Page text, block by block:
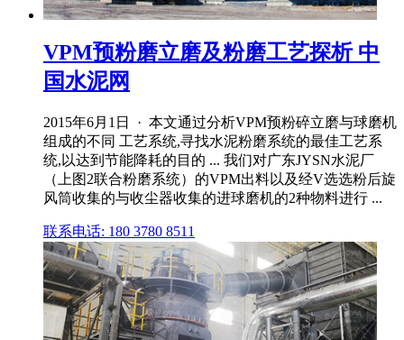
VPM预粉磨立磨及粉磨工艺探析 中
国水泥网
2015年6月1日 · 本文通过分析VPM预粉碎立磨与球磨机
组成的不同 工艺系统,寻找水泥粉磨系统的最佳工艺系
统,以达到节能降耗的目的 ... 我们对广东JYSN水泥厂
（上图2联合粉磨系统）的VPM出料以及经V选选粉后旋
风筒收集的与收尘器收集的进球磨机的2种物料进行 ...
联系电话: 180 3780 8511